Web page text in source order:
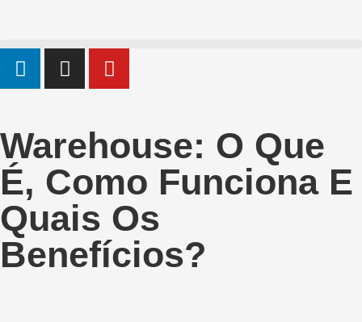
Warehouse: O Que
É, Como Funciona E
Quais Os
Benefícios?